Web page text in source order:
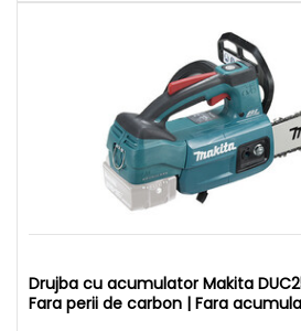
Drujba cu acumulator Makita
Fara perii de carbon | Fara